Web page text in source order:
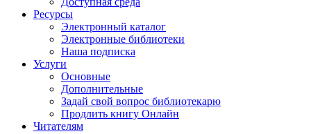
Ресурсы
Электронный каталог
Электронные библиотеки
Наша подписка
Услуги
Основные
Дополнительные
Задай свой вопрос библиотекарю
Продлить книгу Онлайн
Читателям